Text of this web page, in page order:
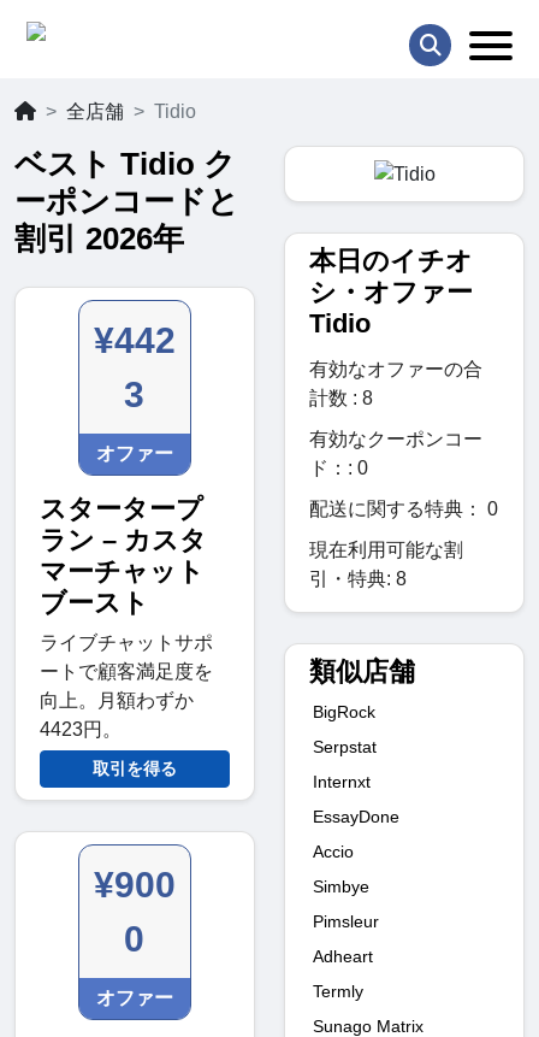
全店舗 Tidio
ベスト Tidio ク
ーポンコードと
割引 2026年
¥442
3
オファー
スタータープ
ラン – カスタ
マーチャット
ブースト
ライブチャットサポ
ートで顧客満足度を
向上。月額わずか
4423円。
取引を得る
¥900
0
オファー
本日のイチオ
シ・オファー
Tidio
有効なオファーの合
計数 : 8
有効なクーポンコー
ド：: 0
配送に関する特典： 0
現在利用可能な割
引・特典: 8
類似店舗
BigRock
Serpstat
Internxt
EssayDone
Accio
Simbye
Pimsleur
Adheart
Termly
Sunago Matrix